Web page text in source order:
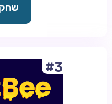
#3